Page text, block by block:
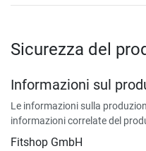
Sicurezza del
Informazioni sul
Le informazioni sulla
informazioni correlate del
Fitshop GmbH